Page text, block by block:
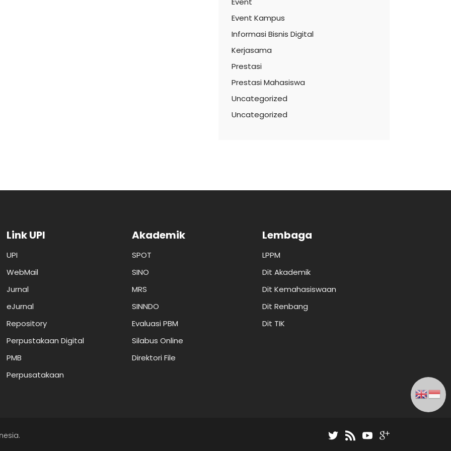
Event Kampus
Informasi Bisnis Digital
Kerjasama
Prestasi
Prestasi Mahasiswa
Uncategorized
Uncategorized
Link UPI
UPI
WebMail
Jurnal
eJurnal
Repository
Perpustakaan Digital
PMB
Perpusatakaan
Akademik
SPOT
SINO
MRS
SINNDO
Evaluasi PBM
Silabus Online
Direktori File
Lembaga
LPPM
Dit Akademik
Dit Kemahasiswaan
Dit Renbang
Dit TIK